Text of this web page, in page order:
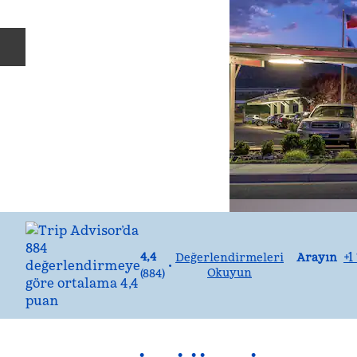
4,4
(884)
•
Değerlendirmeleri
Okuyun
Arayın
Arayın